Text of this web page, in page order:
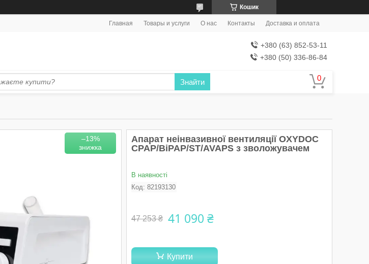
Кошик
Главная Товары и услуги О нас Контакты Доставка и оплата
+380 (63) 852-53-11
+380 (50) 336-86-84
Знайти
–13%
Апарат неінвазивної вентиляції OXYDOC
CPAP/BіPAP/ST/AVAPS з зволожувачем
В наявності
Код: 82193130
47 253 ₴ 41 090 ₴
Купити